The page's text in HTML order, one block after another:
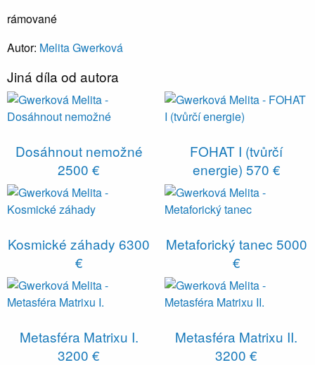
rámované
Autor: Melita Gwerková
Jiná díla od autora
Dosáhnout nemožné
2500 €
FOHAT I (tvůrčí
energie) 570 €
Kosmické záhady 6300
€
Metaforický tanec 5000
€
Metasféra Matrixu I.
3200 €
Metasféra Matrixu II.
3200 €